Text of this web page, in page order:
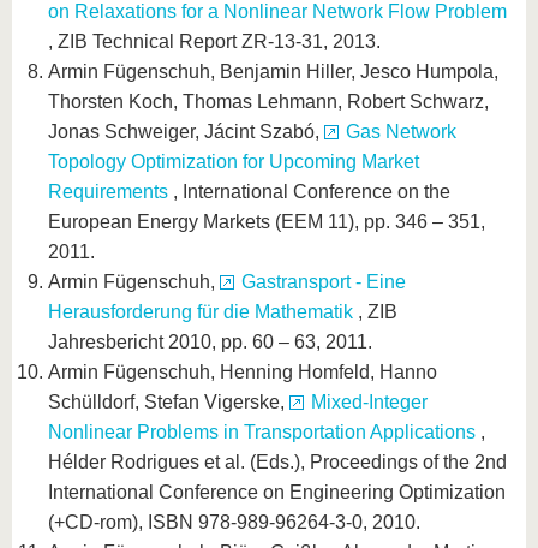
on Relaxations for a Nonlinear Network Flow Problem
, ZIB Technical Report ZR-13-31, 2013.
Armin Fügenschuh, Benjamin Hiller, Jesco Humpola,
Thorsten Koch, Thomas Lehmann, Robert Schwarz,
Jonas Schweiger, Jácint Szabó,
Gas Network
Topology Optimization for Upcoming Market
Requirements , International Conference on the
European Energy Markets (EEM 11), pp. 346 – 351,
2011.
Armin Fügenschuh,
Gastransport - Eine
Herausforderung für die Mathematik , ZIB
Jahresbericht 2010, pp. 60 – 63, 2011.
Armin Fügenschuh, Henning Homfeld, Hanno
Schülldorf, Stefan Vigerske,
Mixed-Integer
Nonlinear Problems in Transportation Applications ,
Hélder Rodrigues et al. (Eds.), Proceedings of the 2nd
International Conference on Engineering Optimization
(+CD-rom), ISBN 978-989-96264-3-0, 2010.